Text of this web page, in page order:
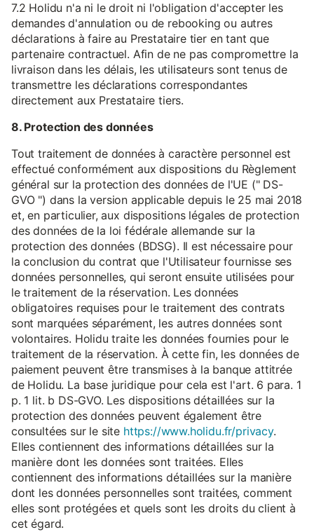
7.2 Holidu n'a ni le droit ni l'obligation d'accepter les
demandes d'annulation ou de rebooking ou autres
déclarations à faire au Prestataire tier en tant que
partenaire contractuel. Afin de ne pas compromettre la
livraison dans les délais, les utilisateurs sont tenus de
transmettre les déclarations correspondantes
directement aux Prestataire tiers.
8. Protection des données
Tout traitement de données à caractère personnel est
effectué conformément aux dispositions du Règlement
général sur la protection des données de l'UE (" DS-
GVO ") dans la version applicable depuis le 25 mai 2018
et, en particulier, aux dispositions légales de protection
des données de la loi fédérale allemande sur la
protection des données (BDSG). Il est nécessaire pour
la conclusion du contrat que l'Utilisateur fournisse ses
données personnelles, qui seront ensuite utilisées pour
le traitement de la réservation. Les données
obligatoires requises pour le traitement des contrats
sont marquées séparément, les autres données sont
volontaires. Holidu traite les données fournies pour le
traitement de la réservation. À cette fin, les données de
paiement peuvent être transmises à la banque attitrée
de Holidu. La base juridique pour cela est l'art. 6 para. 1
p. 1 lit. b DS-GVO. Les dispositions détaillées sur la
protection des données peuvent également être
consultées sur le site https://www.holidu.fr/privacy.
Elles contiennent des informations détaillées sur la
manière dont les données sont traitées. Elles
contiennent des informations détaillées sur la manière
dont les données personnelles sont traitées, comment
elles sont protégées et quels sont les droits du client à
cet égard.